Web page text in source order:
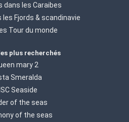
dans les Caraibes
les Fjords & scandinavie
Tour du monde
plus recherchés
mary 2
Smeralda
Seaside
of the seas
of the seas